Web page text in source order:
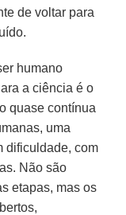
de voltar para
humano
a ciência é o
quase contínua
uma
dificuldade, com
Não são
etapas, mas os